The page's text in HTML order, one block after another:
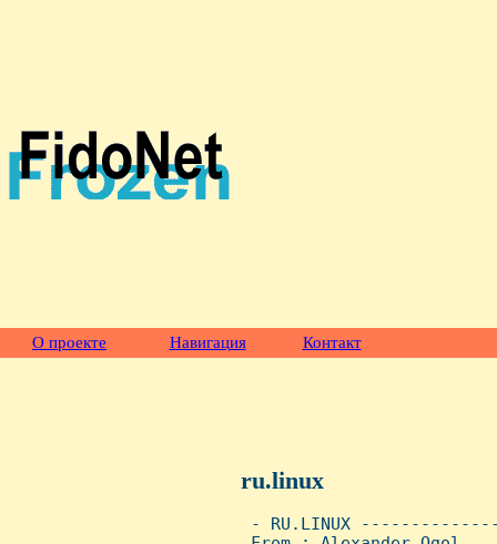
О проекте Навигация Контакт
ru.linux
- RU.LINUX